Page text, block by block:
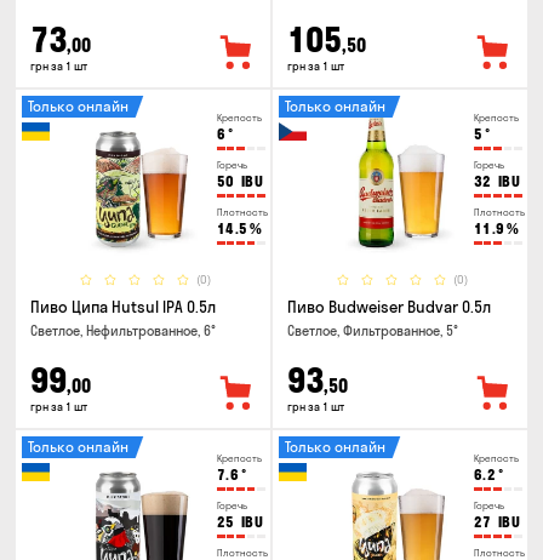
73,00
грн за 1 шт
105,50
грн за 1 шт
Крепость
6 °
Горечь
50 IBU
Плотность
14.5 %
(0)
Только онлайн
Пиво Ципа Hutsul IPA 0.5л
Светлое, Нефильтрованное, 6°
99,00
грн за 1 шт
Крепость
5 °
Горечь
32 IBU
Плотность
11.9 %
(0)
Только онлайн
Пиво Budweiser Budvar 0.5л
Светлое, Фильтрованное, 5°
93,50
грн за 1 шт
Крепость
7.6 °
Горечь
25 IBU
Плотность
Только онлайн
Крепость
6.2 °
Горечь
27 IBU
Плотность
Только онлайн